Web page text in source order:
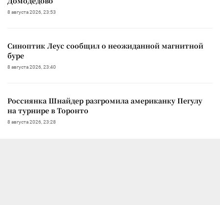
8 августа 2026, 23:53
Синоптик Леус сообщил о неожиданной магнитной
буре
8 августа 2026, 23:40
Россиянка Шнайдер разгромила американку Пегулу
на турнире в Торонто
8 августа 2026, 23:28